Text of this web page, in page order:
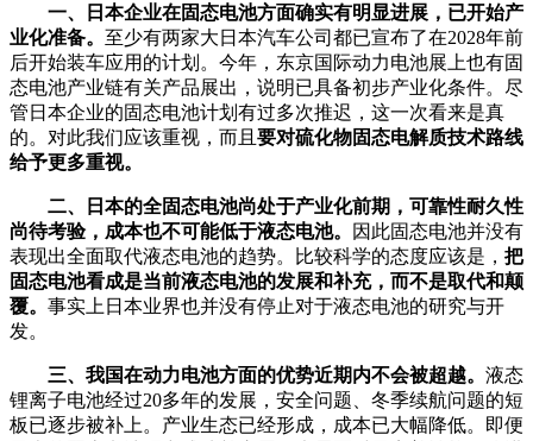
一、日本企业在固态电池方面确实有明显进展，已开始产
业化准备。 至少有两家大日本汽车公司都已宣布了在2028年前
后开始装车应用的计划。今年，东京国际动力电池展上也有固
态电池产业链有关产品展出，说明已具备初步产业化条件。尽
管日本企业的固态电池计划有过多次推迟，这一次看来是真
的。对此我们应该重视，而且 要对硫化物固态电解质技术路线
给予更多重视。
二、日本的全固态电池尚处于产业化前期，可靠性耐久性
尚待考验，成本也不可能低于液态电池。
因此固态电池并没有
表现出全面取代液态电池的趋势。比较科学的态度应该是， 把
固态电池看成是当前液态电池的发展和补充，而不是取代和颠
覆。 事实上日本业界也并没有停止对于液态电池的研究与开
发。
三、我国在动力电池方面的优势近期内不会被超越。 液态
锂离子电池经过20多年的发展，安全问题、冬季续航问题的短
板已逐步被补上。产业生态已经形成，成本已大幅降低。即便